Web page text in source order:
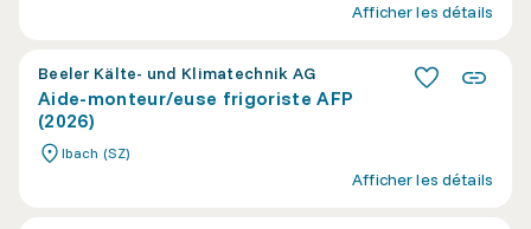
Afficher les détails
Beeler Kälte- und Klimatechnik AG
Aide-monteur/euse frigoriste AFP
(2026)
Ibach (SZ)
Afficher les détails